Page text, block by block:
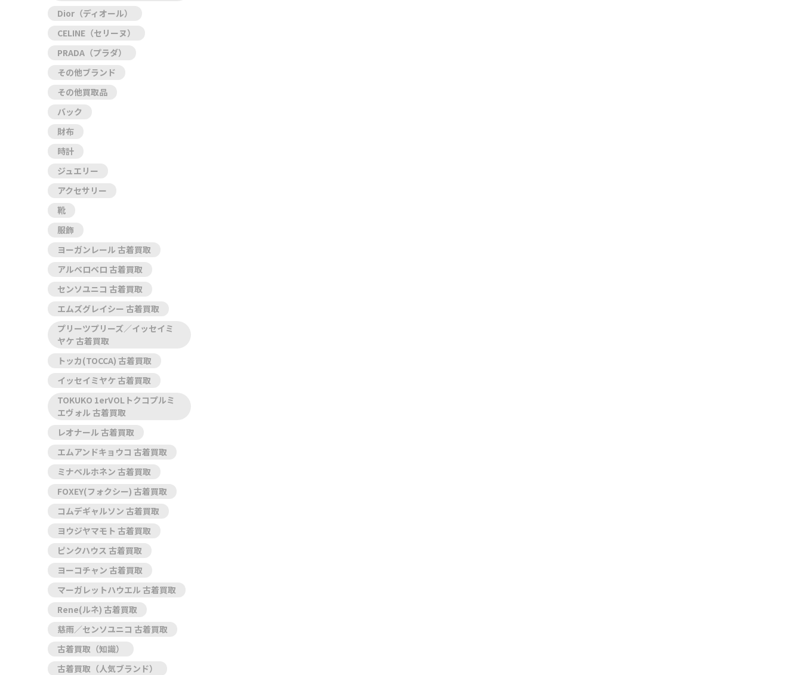
Dior（ディオール）
CELINE（セリーヌ）
PRADA（プラダ）
その他ブランド
その他買取品
バック
財布
時計
ジュエリー
アクセサリー
靴
服飾
ヨーガンレール 古着買取
アルベロベロ 古着買取
センソユニコ 古着買取
エムズグレイシー 古着買取
プリーツプリーズ／イッセイミ
ヤケ 古着買取
トッカ(TOCCA) 古着買取
イッセイミヤケ 古着買取
TOKUKO 1erVOLトクコプルミ
エヴォル 古着買取
レオナール 古着買取
エムアンドキョウコ 古着買取
ミナペルホネン 古着買取
FOXEY(フォクシー) 古着買取
コムデギャルソン 古着買取
ヨウジヤマモト 古着買取
ピンクハウス 古着買取
ヨーコチャン 古着買取
マーガレットハウエル 古着買取
Rene(ルネ) 古着買取
慈雨／センソユニコ 古着買取
古着買取（知識）
古着買取（人気ブランド）